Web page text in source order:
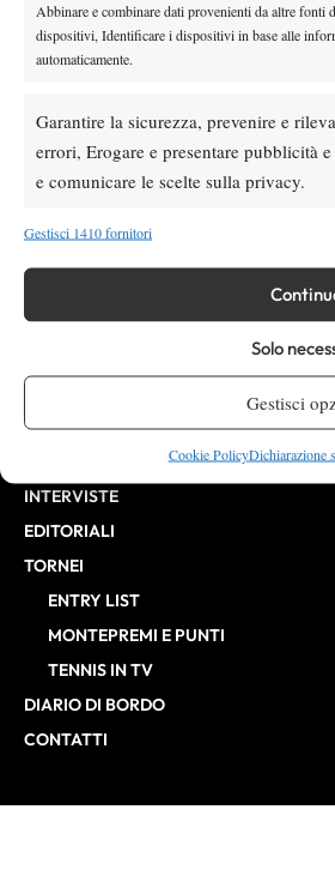
Abbinare e combinare dati provenienti da altre fonti
dispositivi, Identificare i dispositivi in base alle
automaticamente.
Garantire la sicurezza, prevenire e
errori, Erogare e presentare pubblicità
e comunicare le scelte sulla privacy.
Gestisci 1410 fornitori
Solo
Gestisci
Cookie PolicyDichiarazione
Testata giornalistica
Editore:VIBES MEDIA SRL, P.iva
Direttore Responsabile: Alessandro
HOME
ATP
BILLIE JEAN KING CUP
INTERVISTE
EDITORIALI
TORNEI
ENTRY LIST
MONTEPREMI E PUNTI
TENNIS IN TV
DIARIO DI BORDO
CONTATTI